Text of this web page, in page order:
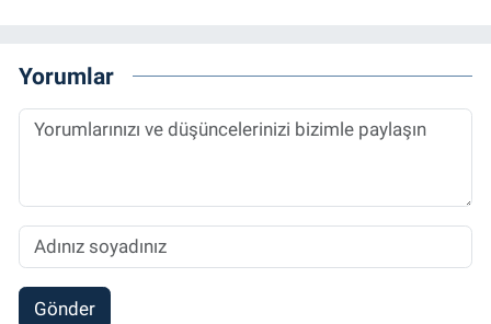
Yorumlar
Gönder